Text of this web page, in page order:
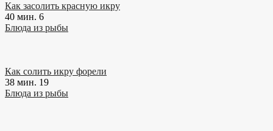
Как засолить красную икру
40 мин. 6
Блюда из рыбы
Как солить икру форели
38 мин. 19
Блюда из рыбы